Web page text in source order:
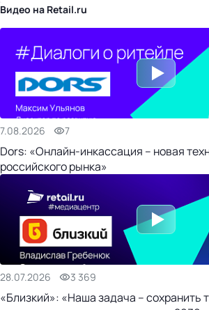
Видео на Retail.ru
7.08.2026 7
Dors: «Онлайн-инкассация – новая
российского рынка»
28.07.2026 3 369
«Близкий»: «Наша задача – сохранить